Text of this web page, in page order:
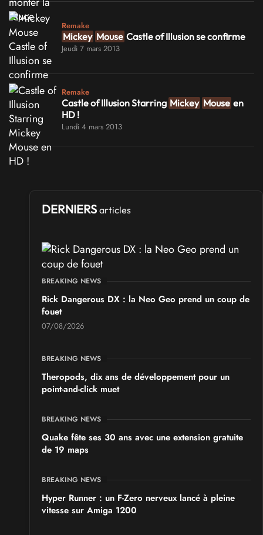
Remake
Mickey Mouse Castle of Illusion se confirme
Jeudi 7 mars 2013
Remake
Castle of Illusion Starring Mickey Mouse en
HD !
Lundi 4 mars 2013
DERNIERS articles
BREAKING NEWS
Rick Dangerous DX : la Neo Geo prend un coup de
fouet
07/08/2026
BREAKING NEWS
Theropods, dix ans de développement pour un
point-and-click muet
BREAKING NEWS
Quake fête ses 30 ans avec une extension gratuite
de 19 maps
BREAKING NEWS
Hyper Runner : un F-Zero nerveux lancé à pleine
vitesse sur Amiga 1200